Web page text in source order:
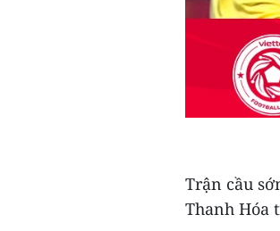
Trận cầu
Thanh Hóa